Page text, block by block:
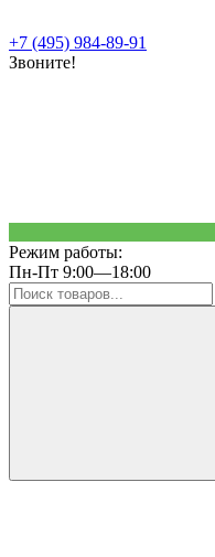
+7 (495) 984-89-91
Звоните!
Режим работы:
Пн-Пт 9:00—18:00